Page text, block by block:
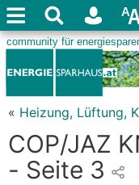
« Heizung, Lüftung,
COP/JAZ
- Seite 3